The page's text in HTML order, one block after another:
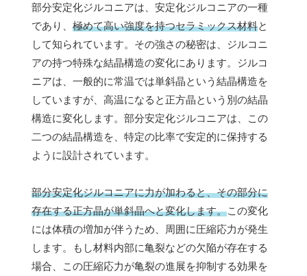
部分安定化ジルコニアは、安定化ジルコニアの一種
であり、 極めて高い強度を持つセラミックス材料と
して知られています。その強さの秘密は、ジルコニ
アの持つ特殊な結晶構造の変化にあります。ジルコ
ニアは、一般的に常温では単斜晶という結晶構造を
していますが、高温になると正方晶という別の結晶
構造に変化します。部分安定化ジルコニアは、この
二つの結晶構造を、特定の比率で安定的に保持する
ように設計されています。
部分安定化ジルコニアに力が加わると、その部分に
存在する正方晶が単斜晶へと変化します。この変化
には体積の増加が伴うため、周囲に圧縮応力が発生
します。もし材料内部に亀裂などの欠陥が存在する
場合、この圧縮応力が亀裂の進展を抑制する効果を